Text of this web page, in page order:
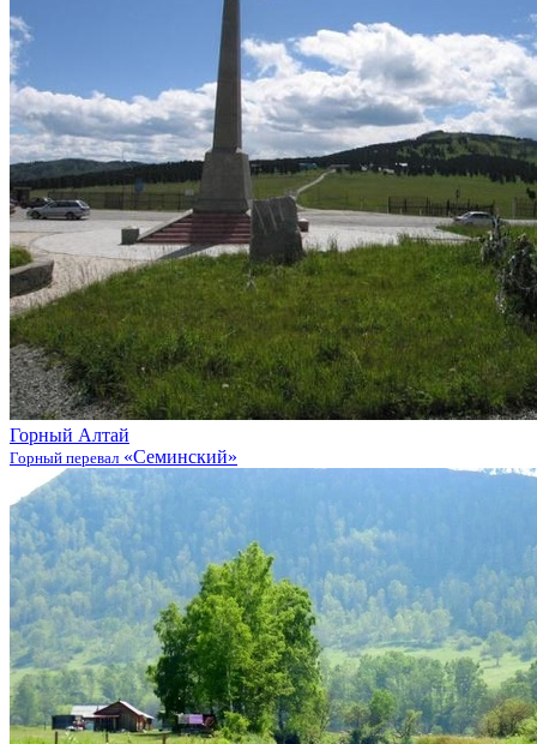
Горный Алтай
Горный перевал «Семинский»